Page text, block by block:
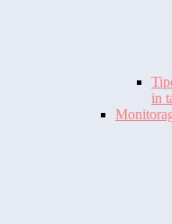
in